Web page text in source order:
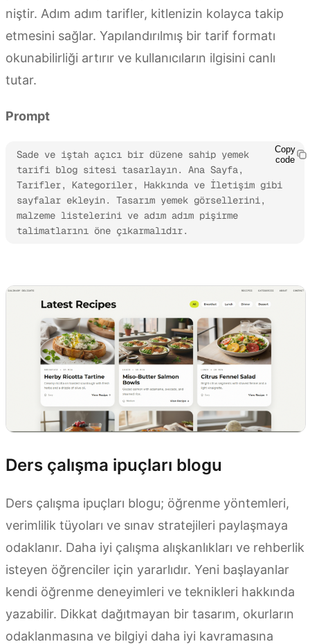
niştir. Adım adım tarifler, kitlenizin kolayca takip
etmesini sağlar. Yapılandırılmış bir tarif formatı
okunabilirliği artırır ve kullanıcıların ilgisini canlı
tutar.
Prompt
Sade ve iştah açıcı bir düzene sahip yemek
tarifi blog sitesi tasarlayın. Ana Sayfa,
Tarifler, Kategoriler, Hakkında ve İletişim gibi
sayfalar ekleyin. Tasarım yemek görsellerini,
malzeme listelerini ve adım adım pişirme
talimatlarını öne çıkarmalıdır.
Copy
code
Ders çalışma ipuçları blogu
Ders çalışma ipuçları blogu; öğrenme yöntemleri,
verimlilik tüyoları ve sınav stratejileri paylaşmaya
odaklanır. Daha iyi çalışma alışkanlıkları ve rehberlik
isteyen öğrenciler için yararlıdır. Yeni başlayanlar
kendi öğrenme deneyimleri ve teknikleri hakkında
yazabilir. Dikkat dağıtmayan bir tasarım, okurların
odaklanmasına ve bilgiyi daha iyi kavramasına